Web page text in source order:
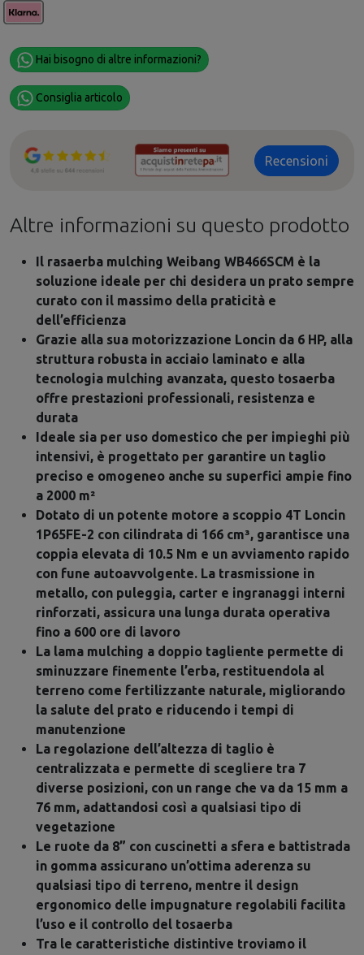
Hai bisogno di altre informazioni?
Consiglia articolo
Recensioni
Altre informazioni su questo prodotto
Il rasaerba mulching Weibang WB466SCM è la
soluzione ideale per chi desidera un prato sempre
curato con il massimo della praticità e
dell’efficienza
Grazie alla sua motorizzazione Loncin da 6 HP, alla
struttura robusta in acciaio laminato e alla
tecnologia mulching avanzata, questo tosaerba
offre prestazioni professionali, resistenza e
durata
Ideale sia per uso domestico che per impieghi più
intensivi, è progettato per garantire un taglio
preciso e omogeneo anche su superfici ampie fino
a 2000 m²
Dotato di un potente motore a scoppio 4T Loncin
1P65FE-2 con cilindrata di 166 cm³, garantisce una
coppia elevata di 10.5 Nm e un avviamento rapido
con fune autoavvolgente. La trasmissione in
metallo, con puleggia, carter e ingranaggi interni
rinforzati, assicura una lunga durata operativa
fino a 600 ore di lavoro
La lama mulching a doppio tagliente permette di
sminuzzare finemente l’erba, restituendola al
terreno come fertilizzante naturale, migliorando
la salute del prato e riducendo i tempi di
manutenzione
La regolazione dell’altezza di taglio è
centralizzata e permette di scegliere tra 7
diverse posizioni, con un range che va da 15 mm a
76 mm, adattandosi così a qualsiasi tipo di
vegetazione
Le ruote da 8” con cuscinetti a sfera e battistrada
in gomma assicurano un’ottima aderenza su
qualsiasi tipo di terreno, mentre il design
ergonomico delle impugnature regolabili facilita
l’uso e il controllo del tosaerba
Tra le caratteristiche distintive troviamo il